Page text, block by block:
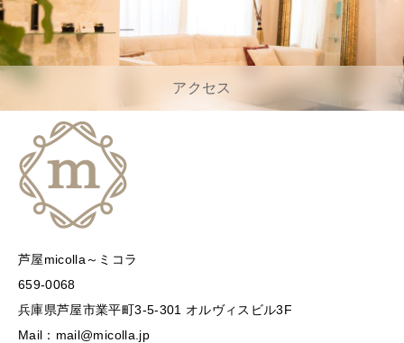
アクセス
芦屋micolla～ミコラ
659-0068
兵庫県芦屋市業平町3-5-301 オルヴィスビル3F
Mail：mail@micolla.jp